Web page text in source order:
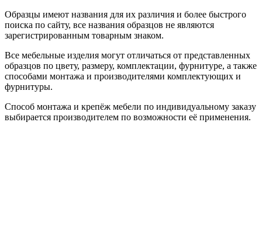
Образцы имеют названия для их различия и более быстрого
поиска по сайту, все названия образцов не являются
зарегистрированным товарным знаком.
Все мебельные изделия могут отличаться от представленных
образцов по цвету, размеру, комплектации, фурнитуре, а также
способами монтажа и производителями комплектующих и
фурнитуры.
Способ монтажа и крепёж мебели по индивидуальному заказу
выбирается производителем по возможности её применения.